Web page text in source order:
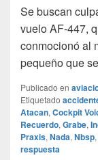
Se buscan
vuelo AF-447,
conmocionó al
pequeño que
Publicado en
Etiquetado
Atacan, Cockpit
Recuerdo, Grabe,
Praxis, Nada, Nbsp,
respuesta